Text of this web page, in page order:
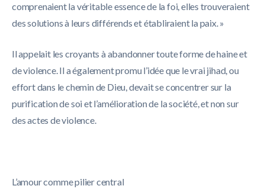
comprenaient la véritable essence de la foi, elles trouveraient
des solutions à leurs différends et établiraient la paix. »
Il appelait les croyants à abandonner toute forme de haine et
de violence. Il a également promu l’idée que le vrai jihad, ou
effort dans le chemin de Dieu, devait se concentrer sur la
purification de soi et l’amélioration de la société, et non sur
des actes de violence.
L’amour comme pilier central